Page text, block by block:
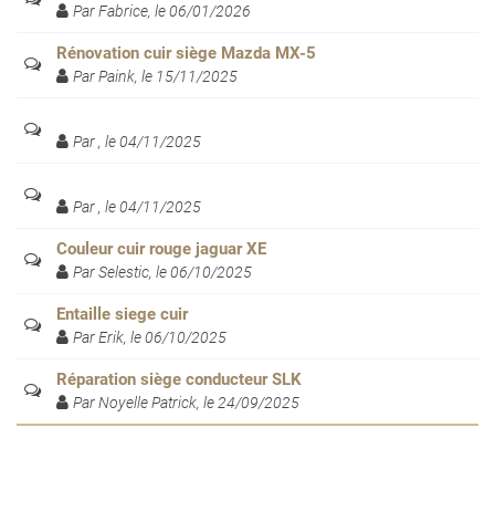
Par Fabrice, le 06/01/2026
Rénovation cuir siège Mazda MX-5
Par Paink, le 15/11/2025
Par , le 04/11/2025
Par , le 04/11/2025
Couleur cuir rouge jaguar XE
Par Selestic, le 06/10/2025
Entaille siege cuir
Par Erik, le 06/10/2025
Réparation siège conducteur SLK
Par Noyelle Patrick, le 24/09/2025